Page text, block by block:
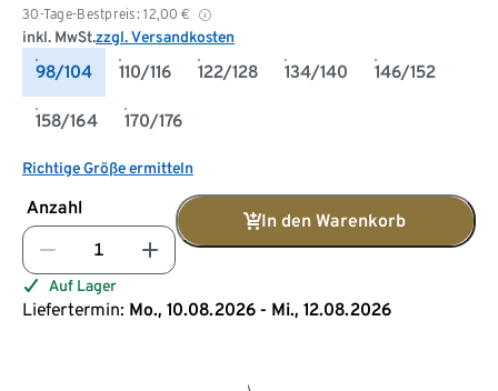
30-Tage-Bestpreis: 12,00 €
inkl. MwSt.zzgl. Versandkosten
98/104 110/116 122/128 134/140 146/152
158/164 170/176
Richtige Größe ermitteln
Anzahl
In den Warenkorb
Auf Lager
Liefertermin: Mo., 10.08.2026 - Mi., 12.08.2026